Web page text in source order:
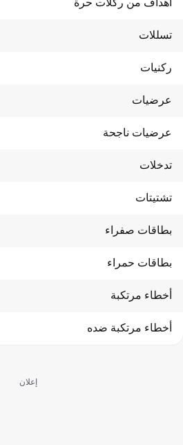
أهداف من ركلات حرة
تسللات
ركنيات
عرضيات
عرضيات ناجحة
تدخلات
تشتيتات
بطاقات صفراء
بطاقات حمراء
أخطاء مرتكبة
أخطاء مرتكبة ضده
إعلان